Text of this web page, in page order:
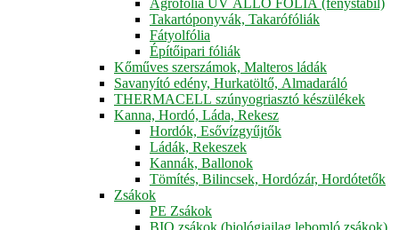
Takartóponyvák, Takarófóliák
Fátyolfólia
Építőipari fóliák
Kőműves szerszámok, Malteros ládák
Savanyító edény, Hurkatöltő, Almadaráló
THERMACELL szúnyogriasztó készülékek
Kanna, Hordó, Láda, Rekesz
Hordók, Esővízgyűjtők
Ládák, Rekeszek
Kannák, Ballonok
Tömítés, Bilincsek, Hordózár, Hordótetők
Zsákok
PE Zsákok
BIO zsákok (biológiailag lebomló zsákok)